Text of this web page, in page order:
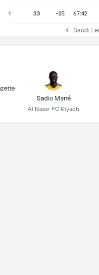
67:42
-25
33
9
Sadio Mané
Al Nassr FC Riyadh